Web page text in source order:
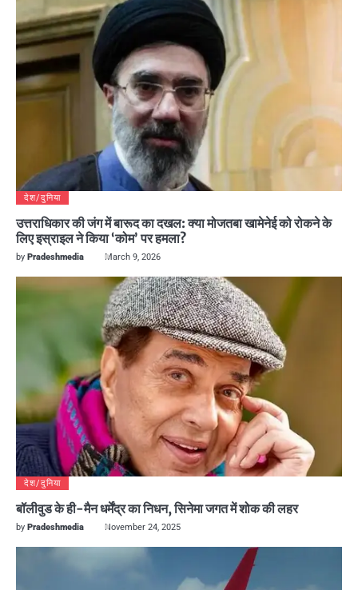
देश/दुनिया
उत्तराधिकार की जंग में बारूद का दखल: क्या मोजतबा खामेनेई को रोकने के
लिए इस्राइल ने किया ‘कोम’ पर हमला?
by Pradeshmedia March 9, 2026
देश/दुनिया
बॉलीवुड के ही-मैन धर्मेंद्र का निधन, सिनेमा जगत में शोक की लहर
by Pradeshmedia November 24, 2025